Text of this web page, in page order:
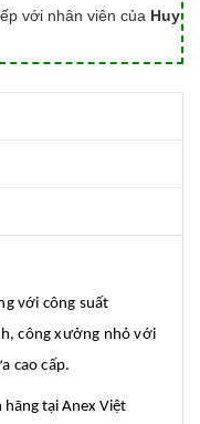
với nhân viên của Huy
với công suất
công xưởng nhỏ với
cao cấp.
hãng tại Anex Việt